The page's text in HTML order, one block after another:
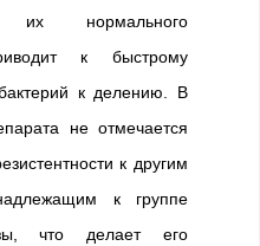
их нормального
к быстрому
к делению. В
не отмечается
к другим
к группе
что делает его